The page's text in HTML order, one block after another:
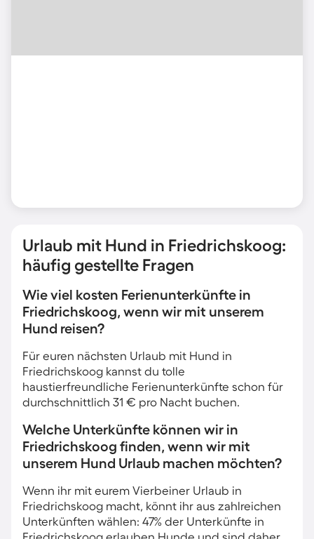
Urlaub mit Hund in Friedrichskoog:
häufig gestellte Fragen
Wie viel kosten Ferienunterkünfte in
Friedrichskoog, wenn wir mit unserem
Hund reisen?
Für euren nächsten Urlaub mit Hund in
Friedrichskoog kannst du tolle
haustierfreundliche Ferienunterkünfte schon für
durchschnittlich 31 € pro Nacht buchen.
Welche Unterkünfte können wir in
Friedrichskoog finden, wenn wir mit
unserem Hund Urlaub machen möchten?
Wenn ihr mit eurem Vierbeiner Urlaub in
Friedrichskoog macht, könnt ihr aus zahlreichen
Unterkünften wählen: 47% der Unterkünfte in